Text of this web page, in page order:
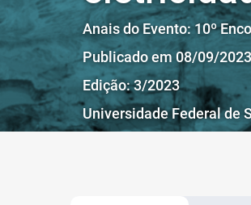
Anais do Evento: 10º
Publicado em 08/09/
Edição: 3/2023
Universidade Federal de